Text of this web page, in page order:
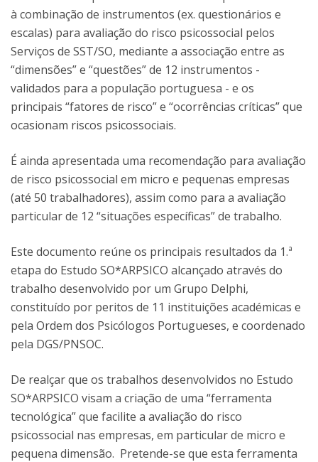
à combinação de instrumentos (ex. questionários e
escalas) para avaliação do risco psicossocial pelos
Serviços de SST/SO, mediante a associação entre as
“dimensões” e “questões” de 12 instrumentos -
validados para a população portuguesa - e os
principais “fatores de risco” e “ocorrências críticas” que
ocasionam riscos psicossociais.
É ainda apresentada uma recomendação para avaliação
de risco psicossocial em micro e pequenas empresas
(até 50 trabalhadores), assim como para a avaliação
particular de 12 “situações específicas” de trabalho.
Este documento reúne os principais resultados da 1.ª
etapa do Estudo SO*ARPSICO alcançado através do
trabalho desenvolvido por um Grupo Delphi,
constituído por peritos de 11 instituições académicas e
pela Ordem dos Psicólogos Portugueses, e coordenado
pela DGS/PNSOC.
De realçar que os trabalhos desenvolvidos no Estudo
SO*ARPSICO visam a criação de uma “ferramenta
tecnológica” que facilite a avaliação do risco
psicossocial nas empresas, em particular de micro e
pequena dimensão. Pretende-se que esta ferramenta